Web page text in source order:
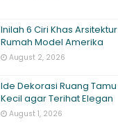
Inilah 6 Ciri Khas Arsitektur
Rumah Model Amerika
August 2, 2026
Ide Dekorasi Ruang Tamu
Kecil agar Terihat Elegan
August 1, 2026